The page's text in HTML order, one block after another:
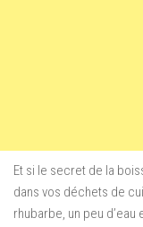
Et si le secret de la
dans vos déchets de
rhubarbe, un peu